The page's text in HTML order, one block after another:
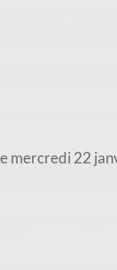
mercredi 22